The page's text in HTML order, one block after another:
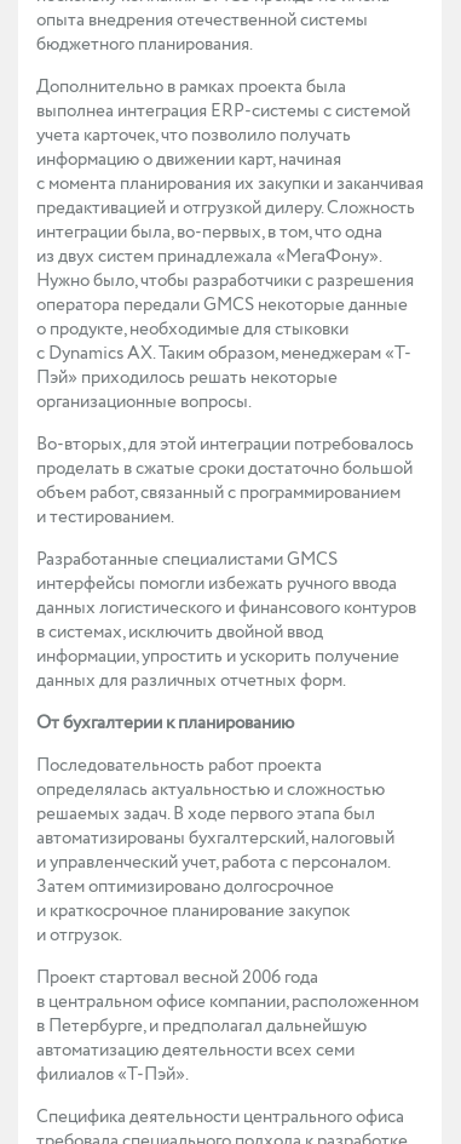
опыта внедрения отечественной системы
бюджетного планирования.
Дополнительно в рамках проекта была
выполнеа интеграция ERP-системы с системой
учета карточек, что позволило получать
информацию о движении карт, начиная
с момента планирования их закупки и заканчивая
предактивацией и отгрузкой дилеру. Сложность
интеграции была, во-первых, в том, что одна
из двух систем принадлежала «МегаФону».
Нужно было, чтобы разработчики с разрешения
оператора передали GMCS некоторые данные
о продукте, необходимые для стыковки
с Dynamics AX. Таким образом, менеджерам «Т-
Пэй» приходилось решать некоторые
организационные вопросы.
Во-вторых, для этой интеграции потребовалось
проделать в сжатые сроки достаточно большой
объем работ, связанный с программированием
и тестированием.
Разработанные специалистами GMCS
интерфейсы помогли избежать ручного ввода
данных логистического и финансового контуров
в системах, исключить двойной ввод
информации, упростить и ускорить получение
данных для различных отчетных форм.
От бухгалтерии к планированию
Последовательность работ проекта
определялась актуальностью и сложностью
решаемых задач. В ходе первого этапа был
автоматизированы бухгалтерский, налоговый
и управленческий учет, работа с персоналом.
Затем оптимизировано долгосрочное
и краткосрочное планирование закупок
и отгрузок.
Проект стартовал весной 2006 года
в центральном офисе компании, расположенном
в Петербурге, и предполагал дальнейшую
автоматизацию деятельности всех семи
филиалов «Т-Пэй».
Специфика деятельности центрального офиса